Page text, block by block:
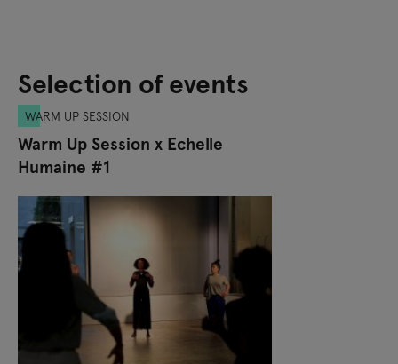
Selection of events
WARM UP SESSION
Warm Up Session x Echelle
Humaine #1